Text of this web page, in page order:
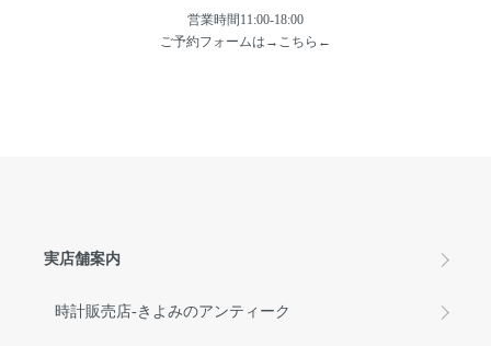
営業時間11:00-18:00
ご予約フォームは→ こちら ←
実店舗案内
時計販売店-きよみのアンティーク